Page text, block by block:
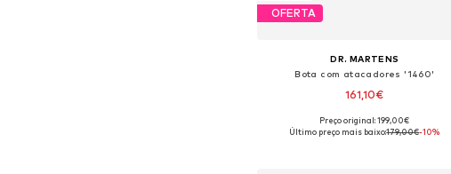
OFERTA
DR. MARTENS
Bota com atacadores '1460'
161,10€
Disponível em vários tamanhos
Preço original: 199,00€
Último preço mais baixo:179,00€-10%